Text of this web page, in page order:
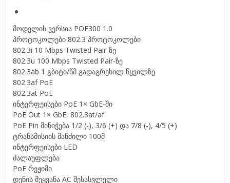
მოდელის ვერსია POE300 1.0
პროტოკოლები 802.3 პროტოკოლები
802.3i 10 Mbps Twisted Pair-ზე
802.3u 100 Mbps Twisted Pair-ზე
802.3ab 1 გბიტი/წმ გადაგრეხილ წყვილზე
802.3af PoE
802.3at PoE
ინტერფეისები PoE 1× GbE-ში
PoE Out 1× GbE, 802.3at/af
PoE Pin მინიჭება 1/2 (-), 3/6 (+) და 7/8 (-), 4/5 (+)
ტრანსმისიის მანძილი 100მ
ინტერფეისები LED
ძალაუფლება
PoE რეჟიმი
დენის შეყვანა AC შესასვლელი